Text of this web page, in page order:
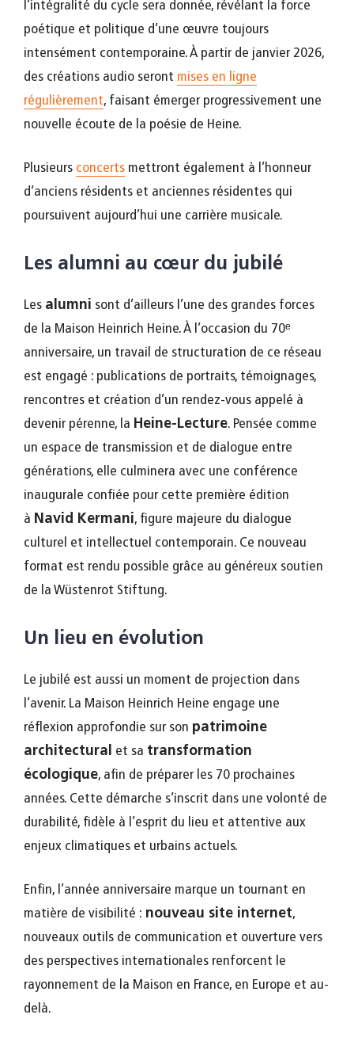
l’intégralité du cycle sera donnée, révélant la force
poétique et politique d’une œuvre toujours
intensément contemporaine. À partir de janvier 2026,
des créations audio seront mises en ligne
régulièrement, faisant émerger progressivement une
nouvelle écoute de la poésie de Heine.
Plusieurs concerts mettront également à l’honneur
d’anciens résidents et anciennes résidentes qui
poursuivent aujourd’hui une carrière musicale.
Les alumni au cœur du jubilé
Les alumni sont d’ailleurs l’une des grandes forces
de la Maison Heinrich Heine. À l’occasion du 70ᵉ
anniversaire, un travail de structuration de ce réseau
est engagé : publications de portraits, témoignages,
rencontres et création d’un rendez-vous appelé à
devenir pérenne, la Heine-Lecture. Pensée comme
un espace de transmission et de dialogue entre
générations, elle culminera avec une conférence
inaugurale confiée pour cette première édition
à Navid Kermani, figure majeure du dialogue
culturel et intellectuel contemporain. Ce nouveau
format est rendu possible grâce au généreux soutien
de la Wüstenrot Stiftung.
Un lieu en évolution
Le jubilé est aussi un moment de projection dans
l’avenir. La Maison Heinrich Heine engage une
réflexion approfondie sur son patrimoine
architectural et sa transformation
écologique, afin de préparer les 70 prochaines
années. Cette démarche s’inscrit dans une volonté de
durabilité, fidèle à l’esprit du lieu et attentive aux
enjeux climatiques et urbains actuels.
Enfin, l’année anniversaire marque un tournant en
matière de visibilité : nouveau site internet,
nouveaux outils de communication et ouverture vers
des perspectives internationales renforcent le
rayonnement de la Maison en France, en Europe et au-
delà.